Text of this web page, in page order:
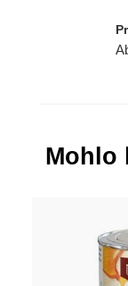
Mohlo